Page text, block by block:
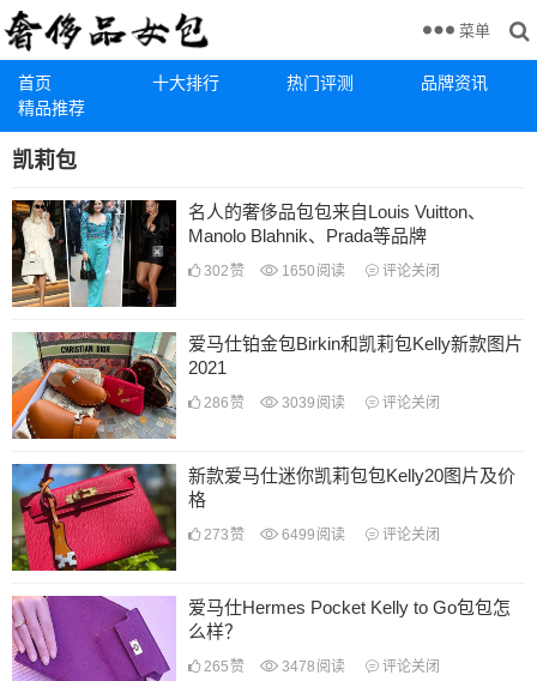
首页 十大排行 热门评测
品牌资讯
精品推荐
菜单
凯莉包
名人的奢侈品包包来自Louis Vuitton、
Manolo Blahnik、Prada等品牌
302 赞 1650 阅读 评论关闭
爱马仕铂金包Birkin和凯莉包Kelly新款图片
2021
286 赞 3039 阅读 评论关闭
新款爱马仕迷你凯莉包包Kelly20图片及价
格
273 赞 6499 阅读 评论关闭
爱马仕Hermes Pocket Kelly to Go包包怎
么样？
265 赞 3478 阅读 评论关闭